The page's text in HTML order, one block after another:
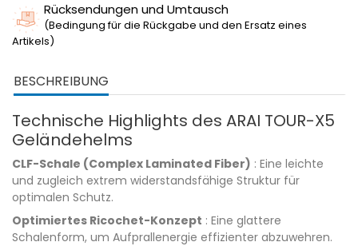
Rücksendungen und Umtausch
(Bedingung für die Rückgabe und den Ersatz eines
Artikels)
BESCHREIBUNG
Technische Highlights des ARAI TOUR-X5
Geländehelms
CLF-Schale (Complex Laminated Fiber) : Eine leichte
und zugleich extrem widerstandsfähige Struktur für
optimalen Schutz.
Optimiertes Ricochet-Konzept : Eine glattere
Schalenform, um Aufprallenergie effizienter abzuwehren.